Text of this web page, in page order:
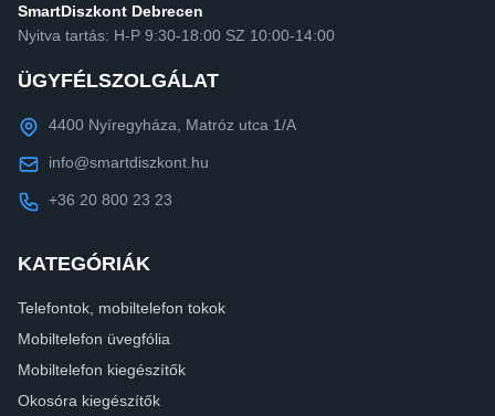
SmartDiszkont Debrecen
Nyitva tartás: H-P 9:30-18:00 SZ 10:00-14:00
ÜGYFÉLSZOLGÁLAT
4400 Nyíregyháza, Matróz utca 1/A
info@smartdiszkont.hu
+36 20 800 23 23
KATEGÓRIÁK
Telefontok, mobiltelefon tokok
Mobiltelefon üvegfólia
Mobiltelefon kiegészítők
Okosóra kiegészítők